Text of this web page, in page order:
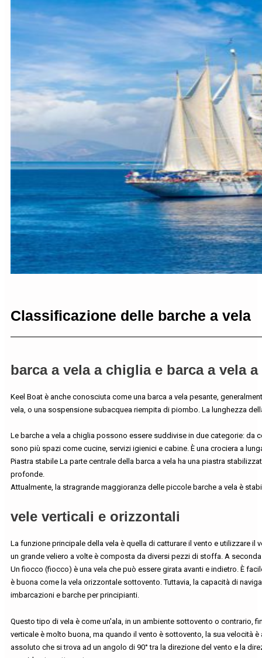
Classificazione delle barche a vela
barca a vela a chiglia e barca a vela
Keel Boat è anche conosciuta come una barca a vela pesante,
vela, o una sospensione subacquea riempita di piombo. La lunghezza
Le barche a vela a chiglia possono essere suddivise in due categorie:
sono più spazi come cucine, servizi igienici e cabine. È una crociera a
Piastra stabile La parte centrale della barca a vela ha una piastra
profonde.
Attualmente, la stragrande maggioranza delle piccole barche a vela è
vele verticali e orizzontali
La funzione principale della vela è quella di catturare il vento e utilizzare
un grande veliero a volte è composta da diversi pezzi di stoffa. A
Un fiocco (fiocco) è una vela che può essere girata avanti e indietro. È
è buona come la vela orizzontale sottovento. Tuttavia, la capacità di
imbarcazioni e barche per principianti.
Questo tipo di vela è come un'ala, in un ambiente sottovento o contrario,
verticale è molto buona, ma quando il vento è sottovento, la sua velocità
assoluto che si trova ad un angolo di 90° tra la direzione del vento e la